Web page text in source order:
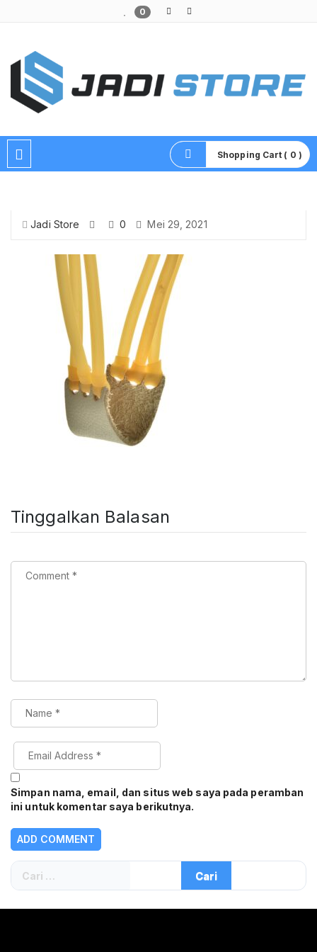
0
Shopping Cart ( 0 )
Jadi Store 0 Mei 29, 2021
Tinggalkan Balasan
Simpan nama, email, dan situs web saya pada peramban
ini untuk komentar saya berikutnya.
Cari
untuk: